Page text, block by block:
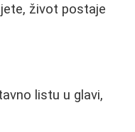
život postaje
listu u glavi,